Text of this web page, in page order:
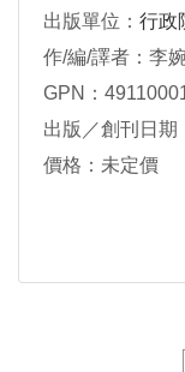
出版單位： 行政
作/編/譯者：李
GPN：
出版／創刊日期
價格：未定價